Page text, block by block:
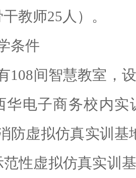
教师25 人）。
条件
108间智慧教室，
华电子商务校内实
防虚拟仿真实训
性虚拟仿真实训